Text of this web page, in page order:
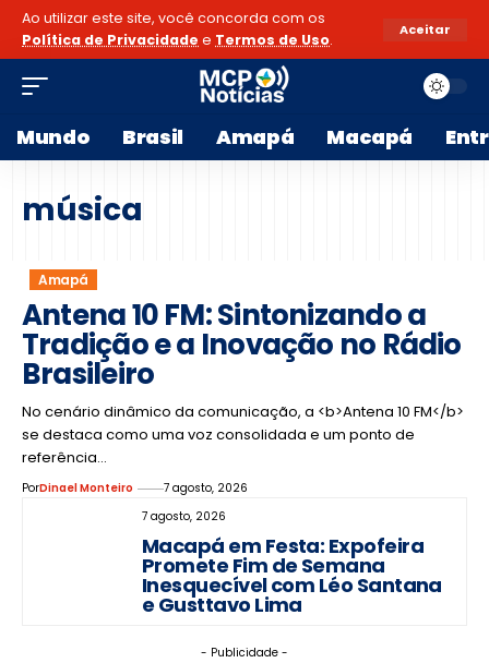
Ao utilizar este site, você concorda com os
Política de Privacidade e Termos de Uso.
Aceitar
Mundo Brasil Amapá Macapá
música
Amapá
Antena 10 FM: Sintonizando a
Tradição e a Inovação no Rádio
Brasileiro
No cenário dinâmico da comunicação, a <b>Antena 10 FM</b>
se destaca como uma voz consolidada e um ponto de
referência…
PorDinael Monteiro
7 agosto, 2026
7 agosto, 2026
Macapá em Festa: Expofeira
Promete Fim de Semana
Inesquecível com Léo Santana
e Gusttavo Lima
- Publicidade -